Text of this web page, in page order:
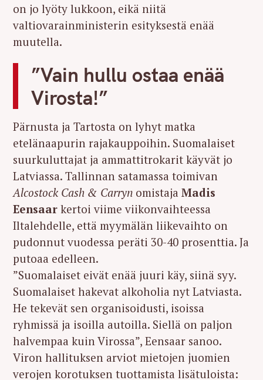
on jo lyöty lukkoon, eikä niitä
valtiovarainministerin esityksestä enää
muutella.
”Vain hullu ostaa enää
Virosta!”
Pärnusta ja Tartosta on lyhyt matka
etelänaapurin rajakauppoihin. Suomalaiset
suurkuluttajat ja ammattitrokarit käyvät jo
Latviassa. Tallinnan satamassa toimivan
Alcostock Cash & Carryn omistaja Madis
Eensaar kertoi viime viikonvaihteessa
Iltalehdelle, että myymälän liikevaihto on
pudonnut vuodessa peräti 30-40 prosenttia. Ja
putoaa edelleen.
”Suomalaiset eivät enää juuri käy, siinä syy.
Suomalaiset hakevat alkoholia nyt Latviasta.
He tekevät sen organisoidusti, isoissa
ryhmissä ja isoilla autoilla. Siellä on paljon
halvempaa kuin Virossa”, Eensaar sanoo.
Viron hallituksen arviot mietojen juomien
verojen korotuksen tuottamista lisätuloista: